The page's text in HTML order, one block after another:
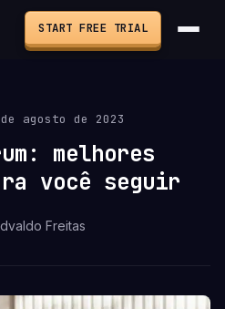
START FREE TRIAL
agosto de 2023
melhores
você seguir
Freitas